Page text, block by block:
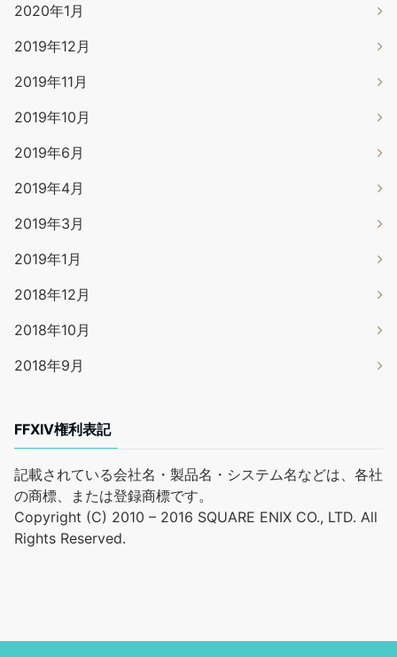
2020年1月
2019年12月
2019年11月
2019年10月
2019年6月
2019年4月
2019年3月
2019年1月
2018年12月
2018年10月
2018年9月
FFXIV権利表記
記載されている会社名・製品名・システム名などは、各社
の商標、または登録商標です。
Copyright (C) 2010 – 2016 SQUARE ENIX CO., LTD. All
Rights Reserved.